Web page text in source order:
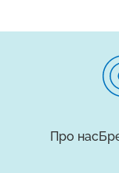
Про нас